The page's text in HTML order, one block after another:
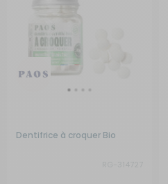
Dentifrice à croquer Bio